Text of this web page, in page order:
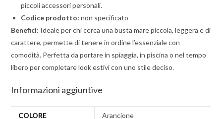
piccoli accessori personali.
Codice prodotto: non specificato
Benefici: Ideale per chi cerca una busta mare piccola, leggera e di
carattere, permette di tenere in ordine l’essenziale con
comodità. Perfetta da portare in spiaggia, in piscina o nel tempo
libero per completare look estivi con uno stile deciso.
Informazioni aggiuntive
COLORE Arancione